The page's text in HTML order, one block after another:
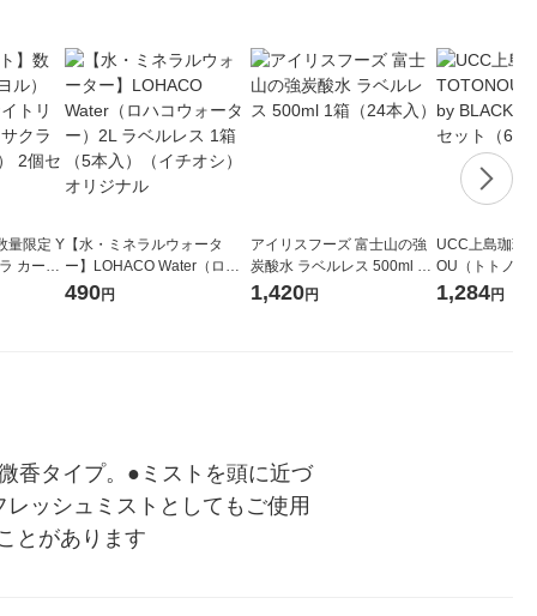
量限定 Y
カーム
ー サ
【水・ミネラルウォータ
ー】LOHACO Water（ロハ
コウォーター）2L ラベルレ
490円
アイリスフーズ 富士山の強
炭酸水 ラベルレス 500ml 1
箱（24本入）
1,420円
UCC上島珈琲
OU（トトノウ
無糖 500ml 1
1,284円
香タイプ。●ミストを頭に近づ
ッシュミストとしてもご使用
とがあります